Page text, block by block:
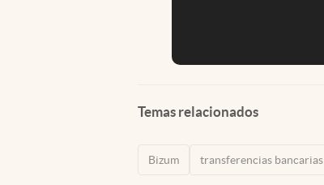
Temas relacionados
Bizum transferencias bancarias